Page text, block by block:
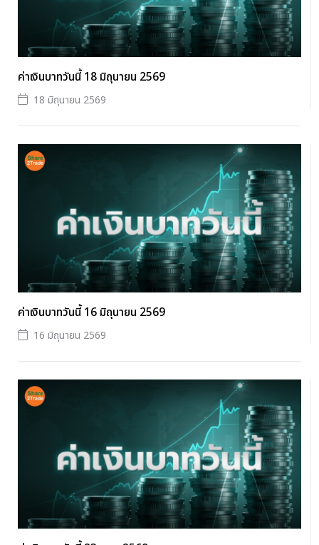
ค่าเงินบาทวันนี้ 18 มิถุนายน 2569
18 มิถุนายน 2569
ค่าเงินบาทวันนี้ 16 มิถุนายน 2569
16 มิถุนายน 2569